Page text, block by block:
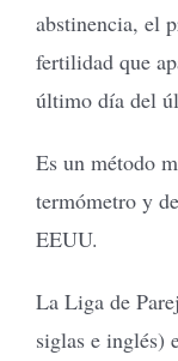
abstinencia, el
fertilidad que
último día del
Es un método
termómetro y
EEUU.
La Liga de
siglas e inglés)